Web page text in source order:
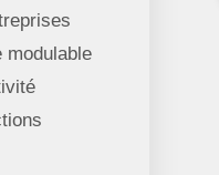
modulable